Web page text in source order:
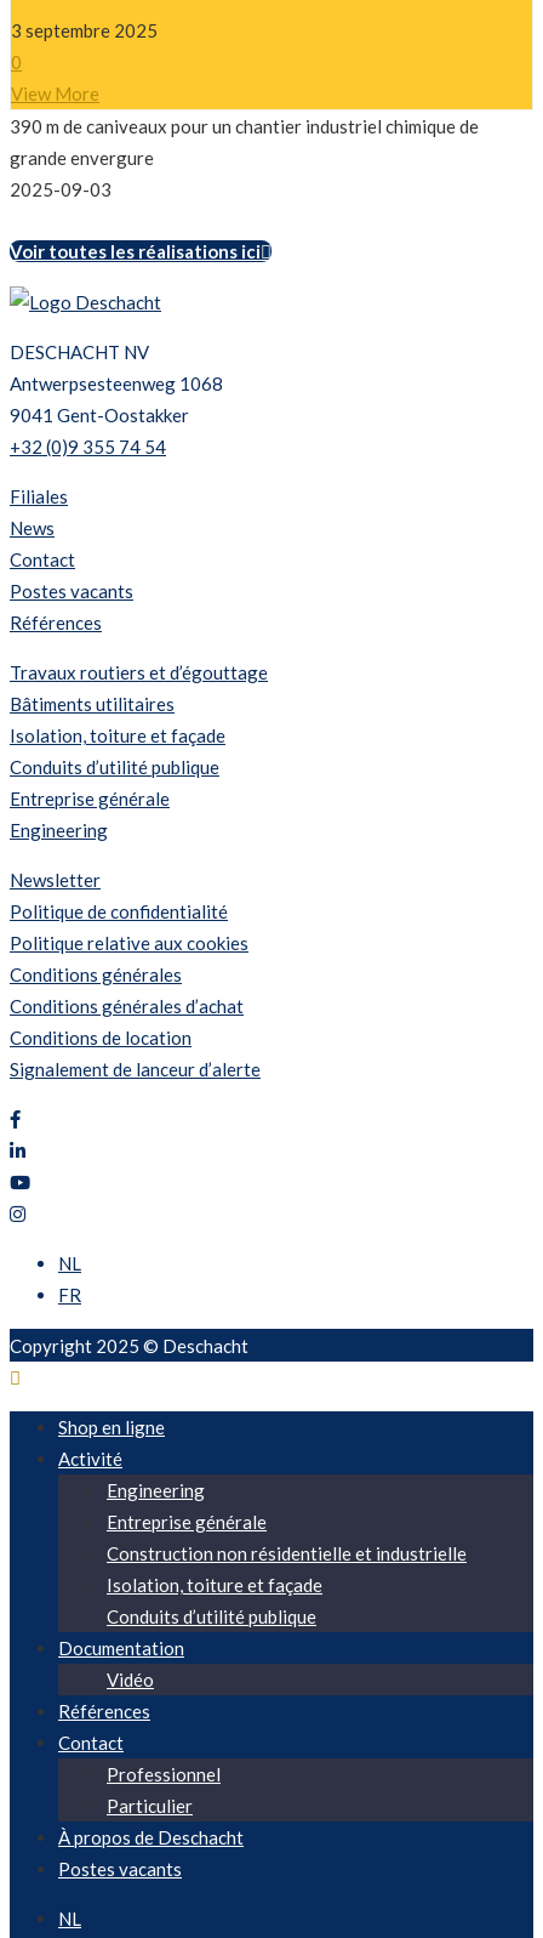
3 septembre 2025
0
View More
390 m de caniveaux pour un chantier industriel chimique de
grande envergure
2025-09-03
Voir toutes les réalisations ici
DESCHACHT NV
Antwerpsesteenweg 1068
9041 Gent-Oostakker
+32 (0)9 355 74 54
Filiales
News
Contact
Postes vacants
Références
Travaux routiers et d’égouttage
Bâtiments utilitaires
Isolation, toiture et façade
Conduits d’utilité publique
Entreprise générale
Engineering
Newsletter
Politique de confidentialité
Politique relative aux cookies
Conditions générales
Conditions générales d’achat
Conditions de location
Signalement de lanceur d’alerte
NL
FR
Copyright 2025 © Deschacht
Shop en ligne
Activité
Engineering
Entreprise générale
Construction non résidentielle et industrielle
Isolation, toiture et façade
Conduits d’utilité publique
Documentation
Vidéo
Références
Contact
Professionnel
Particulier
À propos de Deschacht
Postes vacants
NL